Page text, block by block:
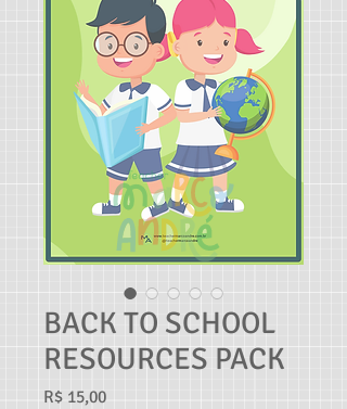
BACK TO SCHOOL
RESOURCES PACK
R$ 15,00Preço